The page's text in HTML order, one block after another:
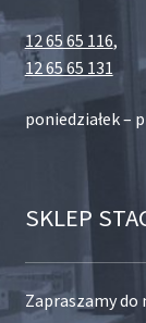
12 65 65 116,
12 65 65 131
poniedziałek –
SKLEP
Zapraszamy do